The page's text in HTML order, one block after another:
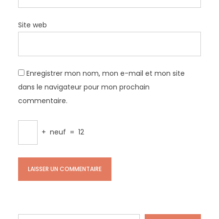
Site web
Enregistrer mon nom, mon e-mail et mon site
dans le navigateur pour mon prochain
commentaire.
+ neuf = 12